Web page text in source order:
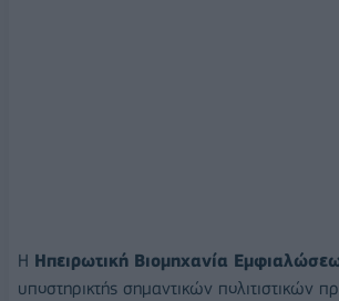
Η Ηπειρωτική Βιομηχανία
υποστηρικτής σημαντικών πολιτιστικών